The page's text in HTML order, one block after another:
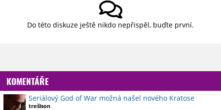
Do této diskuze ještě nikdo nepřispěl, buďte první.
KOMENTÁŘE
Seriálový God of War možná našel nového Kratose
trešlson